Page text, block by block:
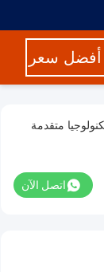
سعر
النحاس 300/72 تكنولوجيا متقدمة
اتصل الآن